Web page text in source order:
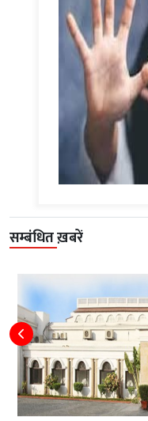
सम्बंधित ख़बरें